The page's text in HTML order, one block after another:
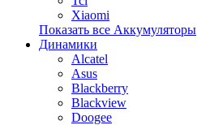
Xiaomi
Показать все Аккумуляторы
Динамики
Alcatel
Asus
Blackberry
Blackview
Doogee